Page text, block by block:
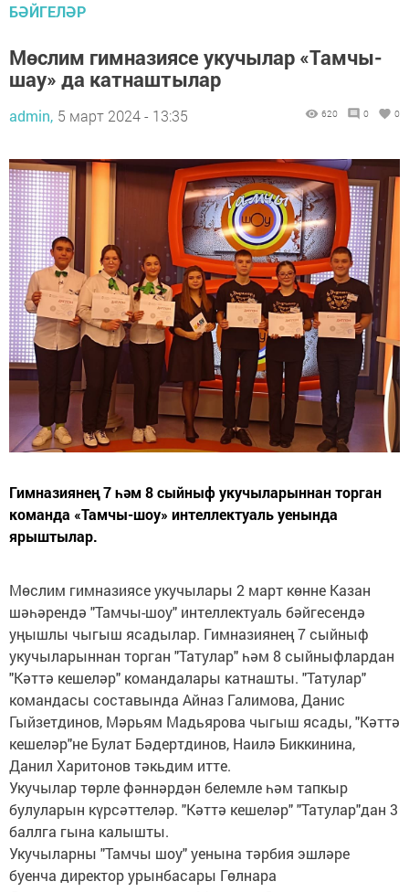
БӘЙГЕЛӘР
Мөслим гимназиясе укучылар «Тамчы-
шау» да катнаштылар
admin, 5 март 2024 - 13:35 620 0 0
Гимназиянең 7 һәм 8 сыйныф укучыларыннан торган
команда «Тамчы-шоу» интеллектуаль уенында
ярыштылар.
Мөслим гимназиясе укучылары 2 март көнне Казан
шәһәрендә "Тамчы-шоу" интеллектуаль бәйгесендә
уңышлы чыгыш ясадылар. Гимназиянең 7 сыйныф
укучыларыннан торган "Татулар" һәм 8 сыйныфлардан
"Кәттә кешеләр" командалары катнашты. "Татулар"
командасы составында Айназ Галимова, Данис
Гыйзетдинов, Мәрьям Мадьярова чыгыш ясады, "Кәттә
кешеләр"не Булат Бәдертдинов, Наилә Биккинина,
Данил Харитонов тәкьдим итте.
Укучылар төрле фәннәрдән белемле һәм тапкыр
булуларын күрсәттеләр. "Кәттә кешеләр" "Татулар"дан 3
баллга гына калышты.
Укучыларны "Тамчы шоу" уенына тәрбия эшләре
буенча директор урынбасары Гөлнара